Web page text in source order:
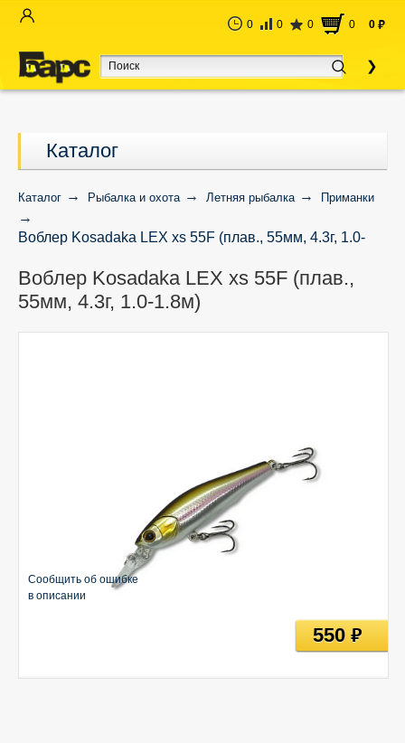
0 0 0 0 0 руб
Каталог
Каталог Рыбалка и охота Летняя рыбалка Приманки
Воблер Kosadaka LEX xs 55F (плав., 55мм, 4.3г, 1.0-
Воблер Kosadaka LEX xs 55F (плав.,
55мм, 4.3г, 1.0-1.8м)
Сообщить об ошибке
в описании
550руб